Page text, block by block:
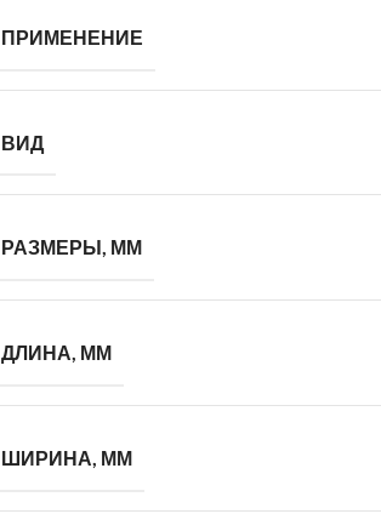
ПРИМЕНЕНИЕ
ВИД
РАЗМЕРЫ, ММ
ДЛИНА, ММ
ШИРИНА, ММ